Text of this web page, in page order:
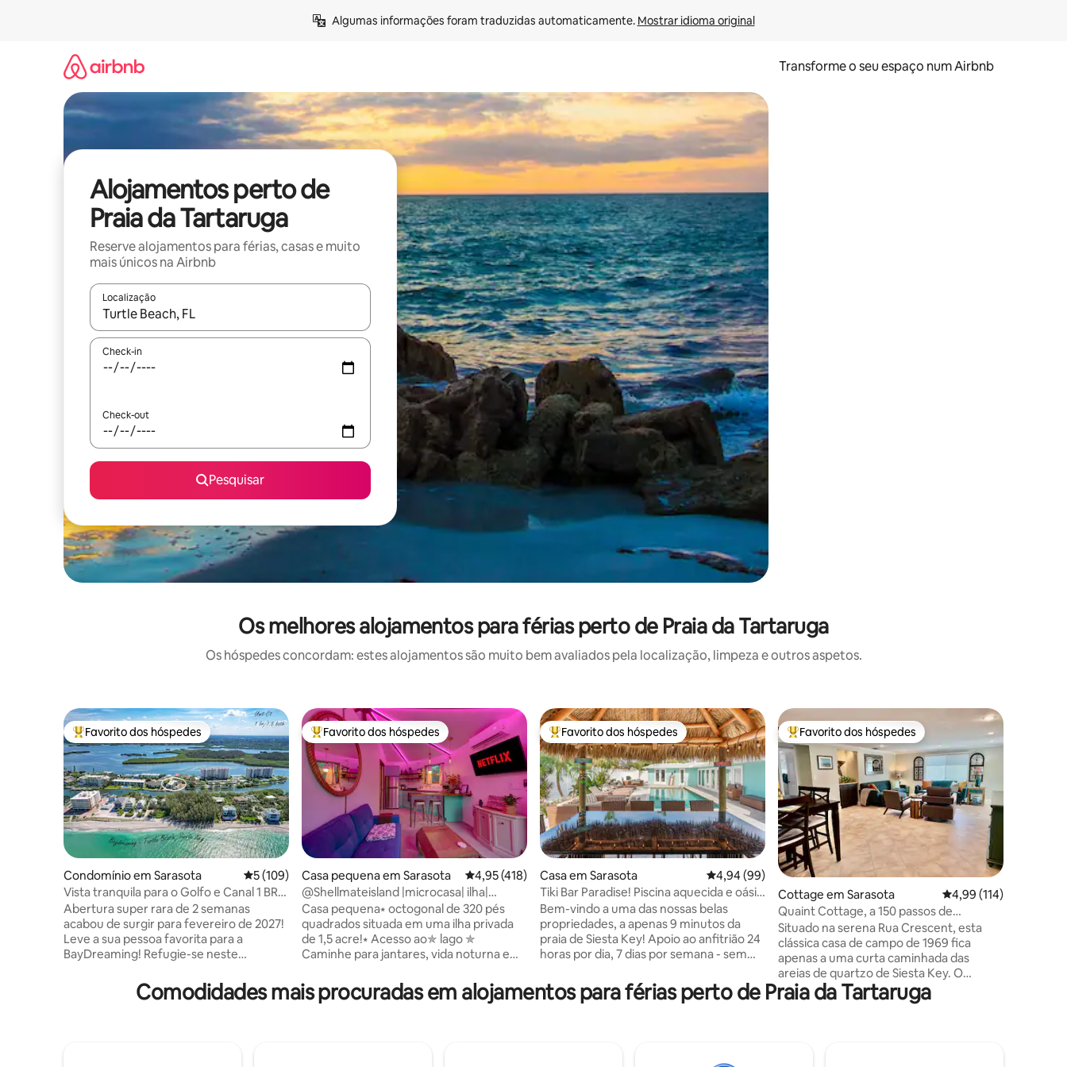
Algumas informações foram traduzidas automaticamente. Mostrar idioma original
Transforme o seu espaço num Airbnb
Alojamentos perto de
Praia da Tartaruga
Reserve alojamentos para férias, casas e muito
mais únicos na Airbnb
Localização
Quando os resultados estiverem disponíveis, navegue com as teclas de seta para cima e para baixo ou explore com gestos de toque ou deslize.
Check-in
Check-out
Pesquisar
Os melhores alojamentos para férias perto de Praia da Tartaruga
Os hóspedes concordam: estes alojamentos são muito bem avaliados pela localização, limpeza e outros aspetos.
Favoritos dos hóspedes mais apreciados
Favorito dos hóspedes
Condomínio em Sarasota Classificação média de 5 em 5 estrelas, 109avaliações
5 (109)
Vista tranquila para o Golfo e Canal 1 BR
-2 Supyaks-Htd Pool
Abertura super rara de 2 semanas
acabou de surgir para fevereiro de 2027!
Leve a sua pessoa favorita para a
BayDreaming! Refugie-se neste
de banho e 1 lavabo, a apenas 8 minutos
a pé de Turtle Beach. Perfeito para
Favoritos dos hóspedes mais apreciados
Favorito dos hóspedes
Casa pequena em Sarasota Classificação média de 4,95 em 5 estrelas, 418avaliações
4,95 (418)
@Shellmateisland |microcasa| ilha|
bicicletas| caiaques
Casa pequena⭑ octogonal de 320 pés
quadrados situada em uma ilha privada
de 1,5 acre!⭑ Acesso ao✯ lago ✯
Caminhe para jantares, vida noturna e
equipada e abastecida ✯ Bicicletas
gratuitas + caiaques + equipamentos de
Favoritos dos hóspedes mais apreciados
Favorito dos hóspedes
Casa em Sarasota Classificação média de 4,94 em 5 estrelas, 99avaliações
4,94 (99)
Tiki Bar Paradise! Piscina aquecida e oásis
de jogos!
Bem-vindo a uma das nossas belas
propriedades, a apenas 9 minutos da
praia de Siesta Key! Apoio ao anfitrião 24
horas por dia, 7 dias por semana - sem
Linda PISCINA AQUECIDA e Bar Tiki.
Jogue Cornhole, Ring Game ou Water
de Jogos para jogar bilhar ou qualquer
Favoritos dos hóspedes mais apreciados
Favorito dos hóspedes
Cottage em Sarasota Classificação média
4,99 (114)
Quaint Cottage, a 150 passos de
Crescent Beach!
Situado na serena Rua Crescent, esta
clássica casa de campo de 1969 fica
apenas a uma curta caminhada das
areias de quartzo de Siesta Key. O
pavimento de tijolos privado de 500 pés
quadrados e o quintal de pedra fora da
Comodidades mais procuradas em alojamentos para férias perto de Praia da Tartaruga